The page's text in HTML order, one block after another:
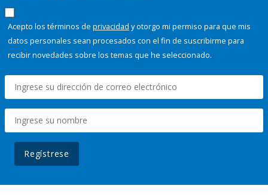
Acepto los términos de privacidad y otorgo mi permiso para que mis
datos personales sean procesados con el fin de suscribirme para
recibir novedades sobre los temas que he seleccionado.
Regístrese